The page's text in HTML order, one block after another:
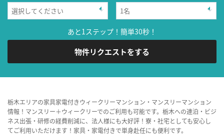
あと1ステップ！簡単30秒！
物件リクエストをする
栃木エリアの家具家電付きウィークリーマンション・マンスリーマンション
情報！マンスリー＋ウィークリーでのご利用も可能です。栃木への連泊・ビジ
ネス出張・研修の経費削減に、法人様にも大好評！寮・社宅としても安心し
てご利用いただけます！家具・家電付きで単身赴任にも便利です。